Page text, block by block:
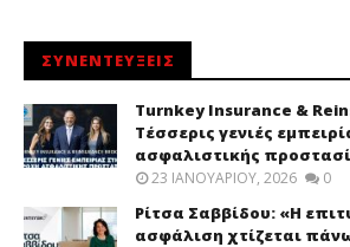
ΣΥΝΕΝΤΕΥΞΕΙΣ
Turnkey Insurance &
Τέσσερις γενιές
ασφαλιστικής
23 ΙΑΝΟΥΑΡΊΟΥ, 2026 0
Ρίτσα Σαββίδου: «Η
ασφάλιση χτίζεται